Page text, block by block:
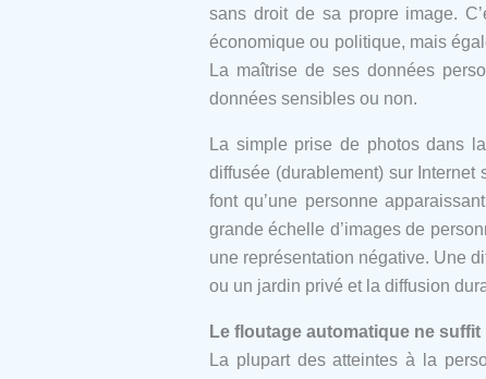
sans droit de sa propre image.
économique ou politique, mais
La maîtrise de ses données
données sensibles ou non.
La simple prise de photos dans
diffusée (durablement) sur
font qu’une personne
grande échelle d’images de
une représentation négative. Une
ou un jardin privé et la diffusion
Le floutage automatique ne
La plupart des atteintes à la